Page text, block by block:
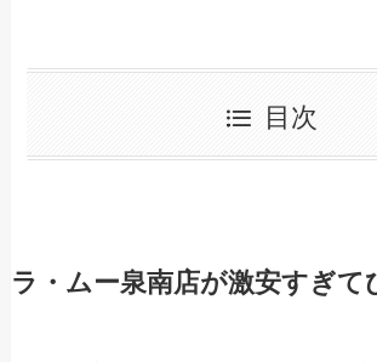
目次
ラ・ムー泉南店が激安すぎて